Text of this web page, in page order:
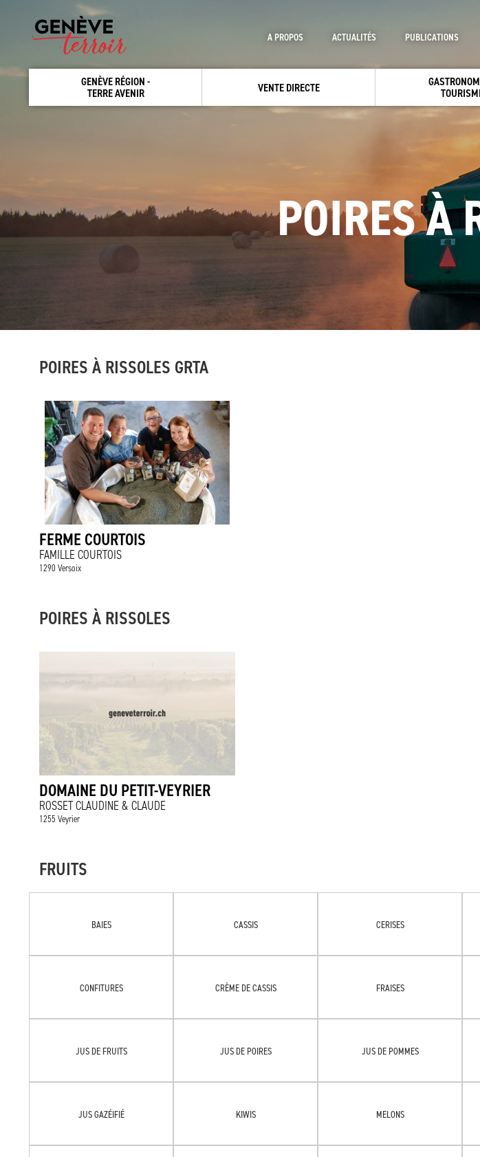
GENÈVE RÉGION -
TERRE AVENIR
VENTE DIRECTE
A PROPOS ACTUALITÉS PUBLICATIONS
POIRES À
POIRES À RISSOLES GRTA
FERME COURTOIS
FAMILLE COURTOIS
1290 Versoix
POIRES À RISSOLES
DOMAINE DU PETIT-VEYRIER
ROSSET CLAUDINE & CLAUDE
1255 Veyrier
FRUITS
BAIES CASSIS CERISES
CONFITURES CRÈME DE CASSIS FRAISES
JUS DE FRUITS JUS DE POIRES JUS DE POMMES
JUS GAZÉIFIÉ KIWIS MELONS